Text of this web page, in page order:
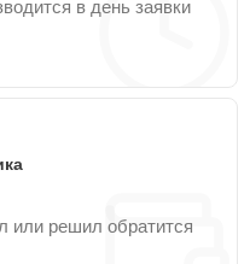
в день заявки
или решил обратится